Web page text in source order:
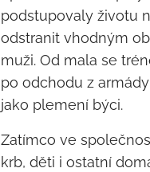
podstupovaly životu
odstranit vhodným
muži. Od mala se
po odchodu z
jako plemení býci.
Zatímco ve
krb, děti i ostatní